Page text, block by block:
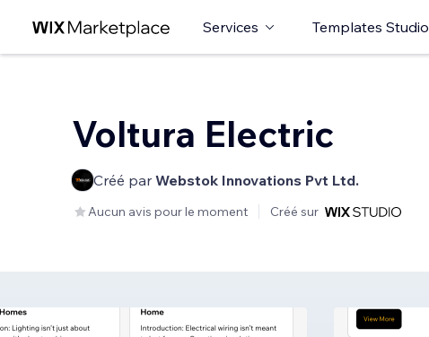
Services Templates Studio
Voltura Electric
Créé par Webstok Innovations Pvt Ltd.
Aucun avis pour le moment Créé sur